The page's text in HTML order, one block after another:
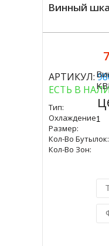
Винный
АРТИКУЛ:
ЕСТЬ В
Тип:
Охлаждение:
Размер:
Кол-Во Бутылок:
Кол-Во Зон:
Купить